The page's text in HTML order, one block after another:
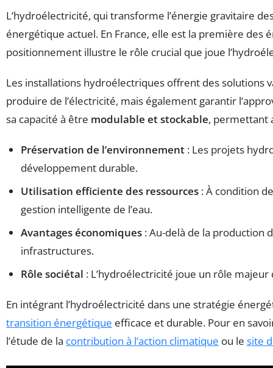
L’hydroélectricité, qui transforme l’énergie gravitaire
énergétique actuel. En France, elle est la première
positionnement illustre le rôle crucial que joue
Les installations hydroélectriques offrent des solutions
produire de l’électricité, mais également garantir
sa capacité à être modulable et stockable, permettant
Préservation de l’environnement : Les projets
développement durable.
Utilisation efficiente des ressources : À condition
gestion intelligente de l’eau.
Avantages économiques : Au-delà de la production
infrastructures.
Rôle sociétal : L’hydroélectricité joue un rôle
En intégrant l’hydroélectricité dans une stratégie
transition énergétique efficace et durable. Pour en
l’étude de la contribution à l’action climatique ou le site